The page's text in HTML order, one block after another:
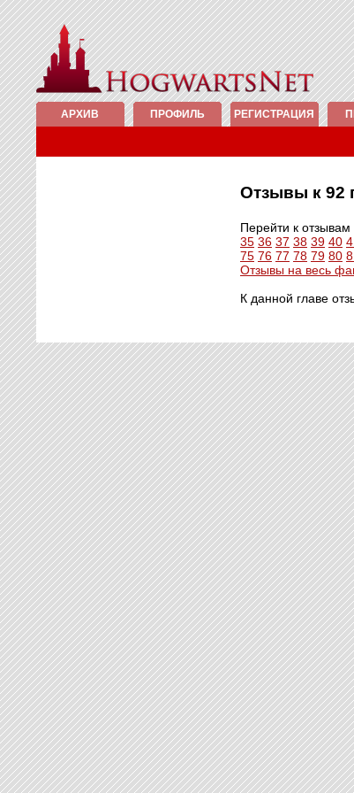
АРХИВ ПРОФИЛЬ РЕГИСТРАЦИЯ
Отзывы к 92
Перейти к отзывам
35 36 37 38 39 40
75 76 77 78 79 80
Отзывы на весь
К данной главе